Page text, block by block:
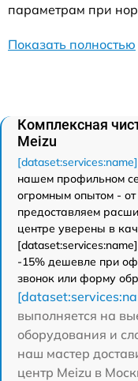
параметрам при
Показать полностью
Комплексная
Meizu
нашем профильном
огромным опытом - от
предоставляем
центре уверены в
-15% дешевле при
звонок или форму
выполняется на
оборудования и
наш мастер
центр Meizu в